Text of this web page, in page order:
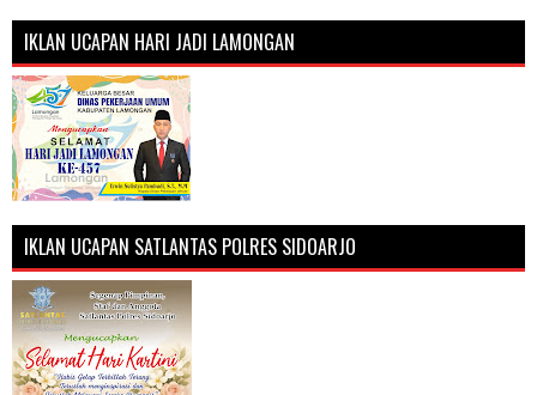
IKLAN UCAPAN HARI JADI LAMONGAN
IKLAN UCAPAN SATLANTAS POLRES SIDOARJO